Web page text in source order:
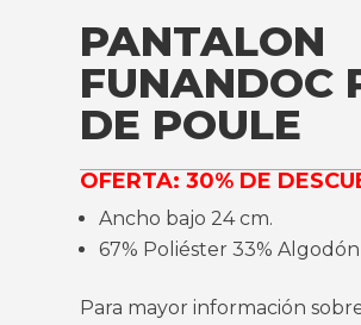
PANTALON
FUNANDOC
DE POULE
OFERTA: 30% DE
Ancho bajo 24 cm.
67% Poliéster 33% Algodón
Para mayor información